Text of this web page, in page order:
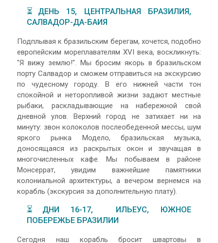
⏳ДЕНЬ 15, ЦЕНТРАЛЬНАЯ БРАЗИЛИЯ,
САЛВАДОР-ДА-БАИЯ
Подплывая к бразильским берегам, хочется, подобно
европейским мореплавателям XVI века, воскликнуть:
"Я вижу землю!". Мы бросим якорь в бразильском
порту Салвадор и сможем отправиться на экскурсию
по чудесному городу. В его нижней части тон
спокойной и неторопливой жизни задают местные
рыбаки, раскладывающие на набережной свой
дневной улов. Верхний город не затихает ни на
минуту: звон колоколов послеобеденной мессы, шум
яркого рынка Модело, бразильская музыка,
доносящаяся из раскрытых окон и звучащая в
многочисленных кафе. Мы побываем в районе
Монсеррат, увидим важнейшие памятники
колониальной архитектуры, а вечером вернемся на
корабль (экскурсия за дополнительную плату).
⏳ДНИ 16-17, ИЛЬЕУС, ЮЖНОЕ
ПОБЕРЕЖЬЕ БРАЗИЛИИ
Сегодня наш корабль бросит швартовы в